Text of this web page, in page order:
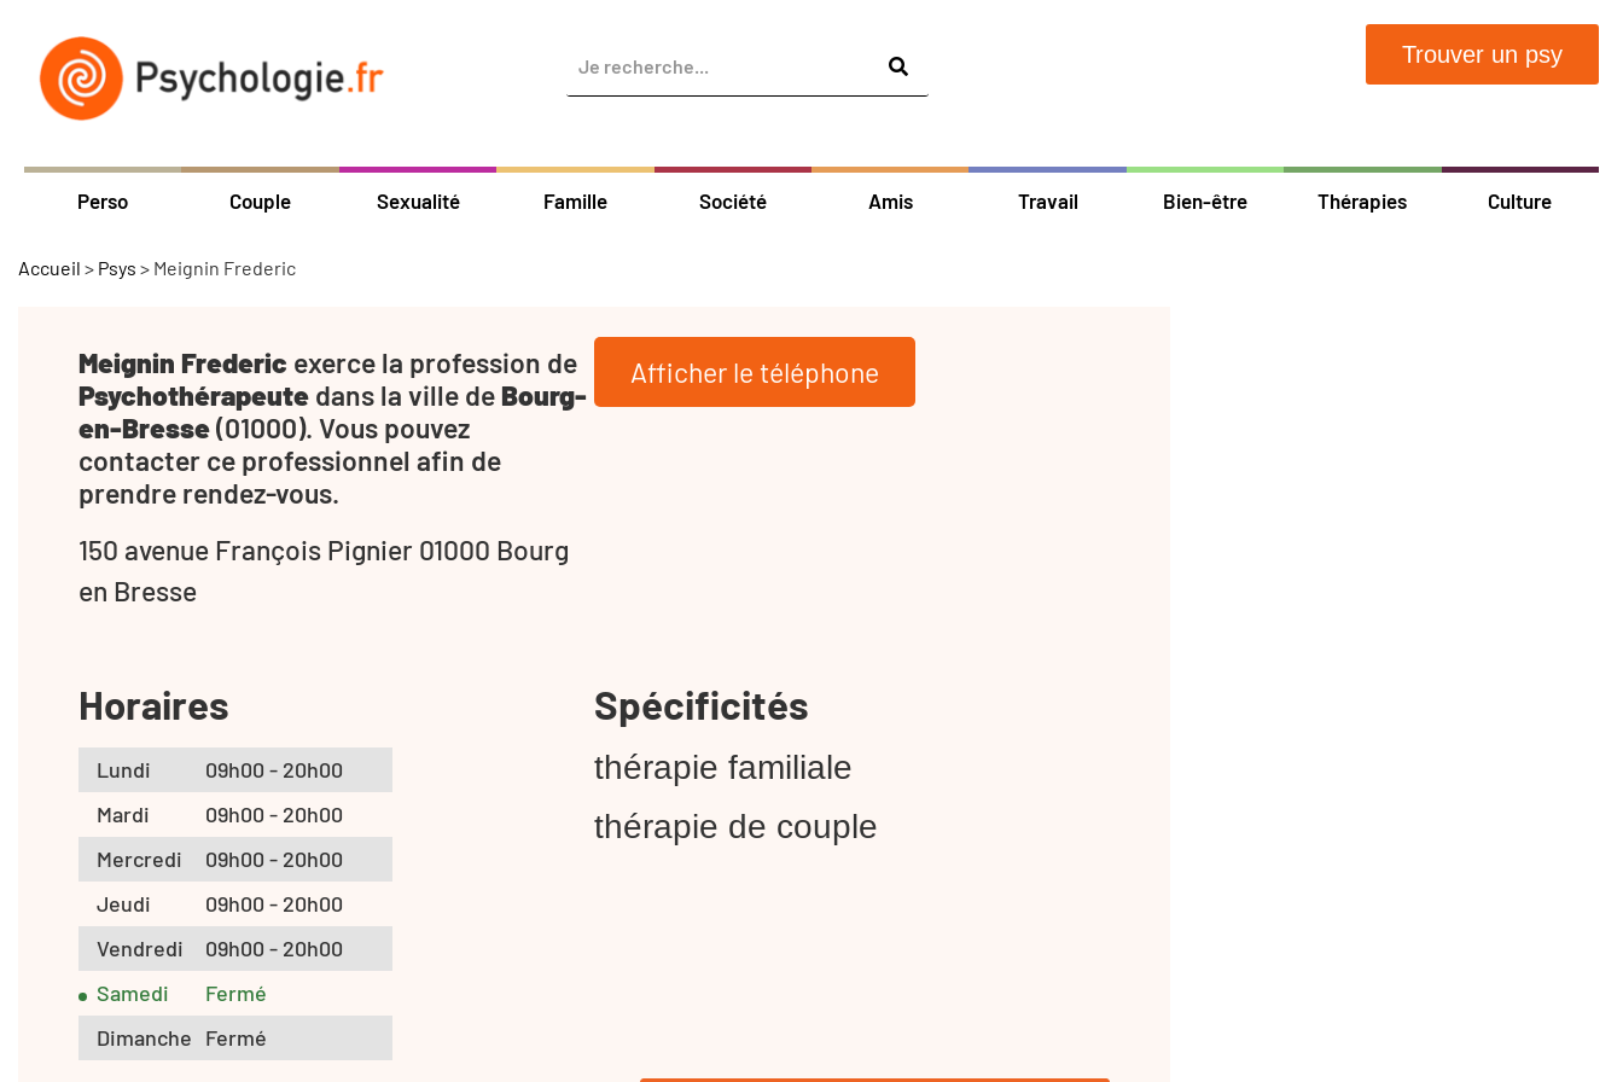
Trouver un psy
Perso Couple Sexualité Famille Société Amis Travail Bien-être Thérapies Culture
Accueil > Psys > Meignin Frederic
Meignin Frederic exerce la profession de
Psychothérapeute dans la ville de Bourg-
en-Bresse(01000). Vous pouvez
contacter ce professionnel afin de
prendre rendez-vous.
150 avenue François Pignier 01000 Bourg
en Bresse
Afficher le téléphone
Horaires
Lundi
09h00 - 20h00
Mardi
09h00 - 20h00
Mercredi
09h00 - 20h00
Jeudi
09h00 - 20h00
Vendredi
09h00 - 20h00
Samedi
Fermé
Dimanche Fermé
Spécificités
thérapie familiale
thérapie de couple